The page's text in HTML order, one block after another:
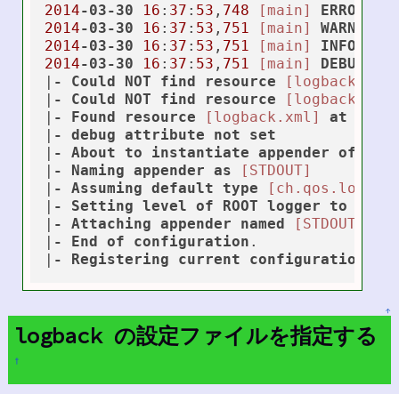
2014-03-30 16 : 37 : 53 , 748 [main] ERROR
2014-03-30 16 : 37 : 53 , 751 [main] WARN
2014-03-30 16 : 37 : 53 , 751 [main] INFO
2014-03-30 16 : 37 : 53 , 751 [main] DEBUG
| - Could NOT find resource
| - Could NOT find resource
[logback-
| - Found resource [logback.xml] at
| - debug attribute not
set
| - About to instantiate appender of
| - Naming appender as
[STDOUT]
| - Assuming default type
| - Setting level of ROOT logger to
| - Attaching appender named [STDOUT]
| - End of configuration .
| - Registering current configuration
↑
logback の設定ファイルを指定する
†